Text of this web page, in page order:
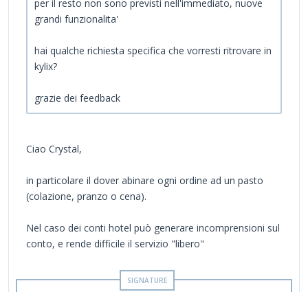
per il resto non sono previsti nell'immediato, nuove
grandi funzionalita'
hai qualche richiesta specifica che vorresti ritrovare in
kylix?
grazie dei feedback
Ciao Crystal,
in particolare il dover abinare ogni ordine ad un pasto
(colazione, pranzo o cena).
Nel caso dei conti hotel può generare incomprensioni sul
conto, e rende difficile il servizio "libero"